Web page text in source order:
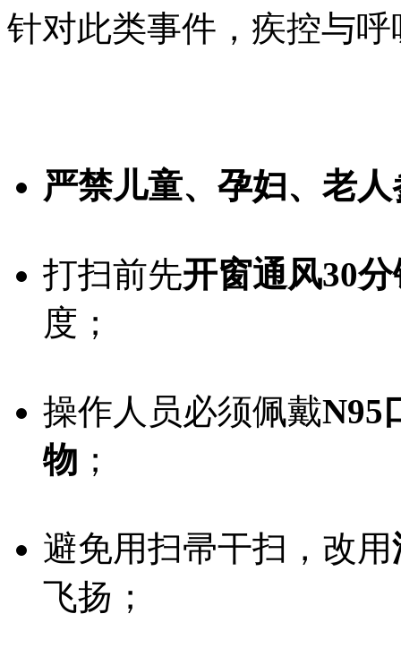
针对此类事件，疾控与
严禁儿童、孕妇、老
打扫前先开窗通风30
度；
操作人员必须佩戴N95
物 ；
避免用扫帚干扫，改用
飞扬；